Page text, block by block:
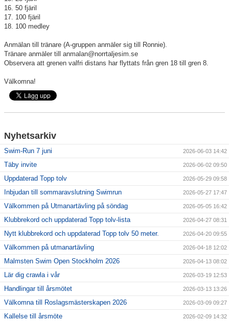
16. 50 fjäril
17. 100 fjäril
18. 100 medley
Anmälan till tränare (A-gruppen anmäler sig till Ronnie).
Tränare anmäler till anmalan@norrtaljesim.se
Observera att grenen valfri distans har flyttats från gren 18 till gren 8.
Välkomna!
Nyhetsarkiv
Swim-Run 7 juni 2026-06-03 14:42
Täby invite 2026-06-02 09:50
Uppdaterad Topp tolv 2026-05-29 09:58
Inbjudan till sommaravslutning Swimrun 2026-05-27 17:47
Välkommen på Utmanartävling på söndag 2026-05-05 16:42
Klubbrekord och uppdaterad Topp tolv-lista 2026-04-27 08:31
Nytt klubbrekord och uppdaterad Topp tolv 50 meter. 2026-04-20 09:55
Välkommen på utmanartävling 2026-04-18 12:02
Malmsten Swim Open Stockholm 2026 2026-04-13 08:02
Lär dig crawla i vår 2026-03-19 12:53
Handlingar till årsmötet 2026-03-13 13:26
Välkomna till Roslagsmästerskapen 2026 2026-03-09 09:27
Kallelse till årsmöte 2026-02-09 14:32